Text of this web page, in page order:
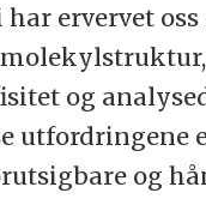
har ervervet
og
utfordringene
og